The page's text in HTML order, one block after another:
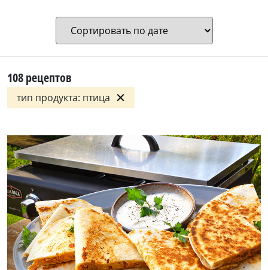
108рецептов
тип продукта: птица